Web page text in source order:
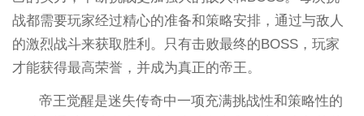
战都需要玩家经过精心的准备和策略安排，通过与敌人
的激烈战斗来获取胜利。只有击败最终的BOSS，玩家
才能获得最高荣誉，并成为真正的帝王。
帝王觉醒是迷失传奇中一项充满挑战性和策略性的